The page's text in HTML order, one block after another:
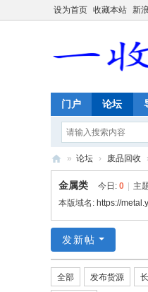
设为首页 收藏本站 新
门户 论坛
收
哥
» 论坛 › 废品回收
金属类 今日: 0 主
本版域名: https://
发新帖
全部 发布货源